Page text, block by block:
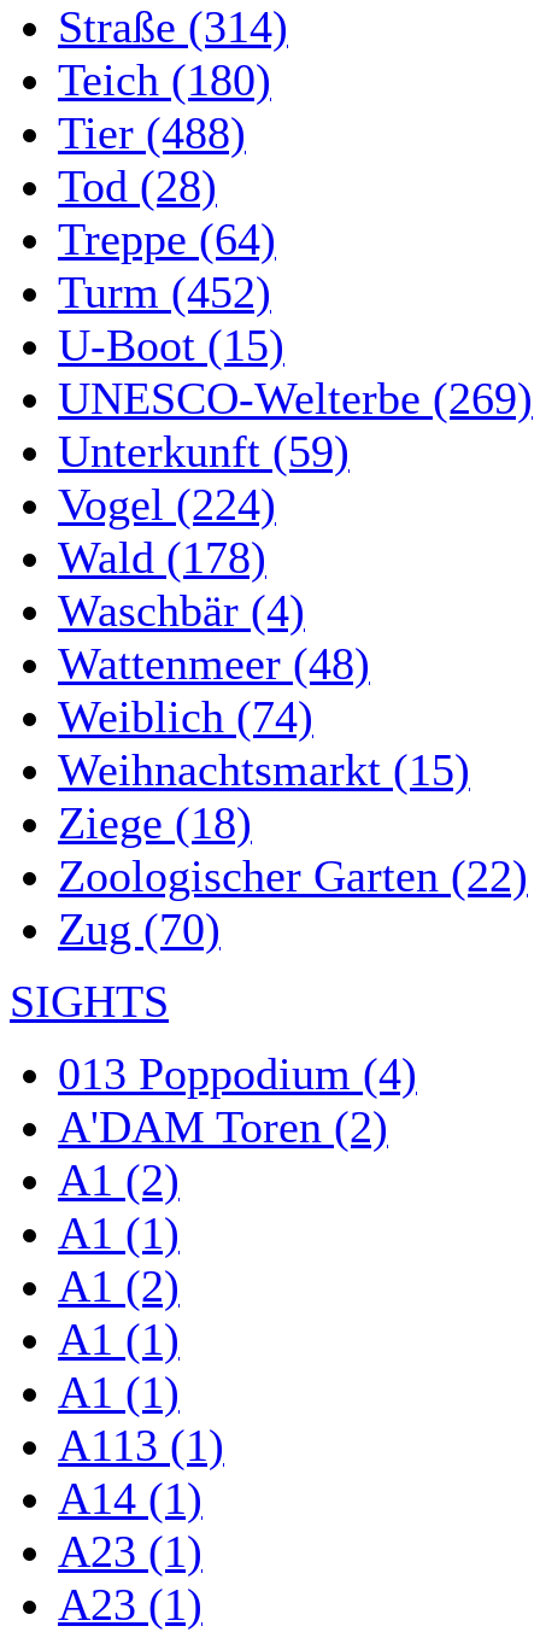
Straße (314)
Teich (180)
Tier (488)
Tod (28)
Treppe (64)
Turm (452)
U-Boot (15)
UNESCO-Welterbe (269)
Unterkunft (59)
Vogel (224)
Wald (178)
Waschbär (4)
Wattenmeer (48)
Weiblich (74)
Weihnachtsmarkt (15)
Ziege (18)
Zoologischer Garten (22)
Zug (70)
SIGHTS
013 Poppodium (4)
A'DAM Toren (2)
A1 (2)
A1 (1)
A1 (2)
A1 (1)
A1 (1)
A113 (1)
A14 (1)
A23 (1)
A23 (1)